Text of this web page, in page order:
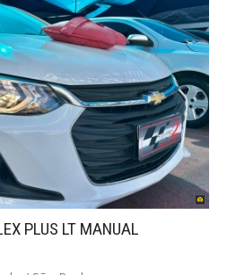
PLUS LT MANUAL